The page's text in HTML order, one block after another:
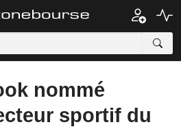
nommé
sportif du